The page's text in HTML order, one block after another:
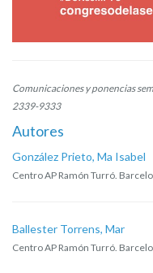
Comunicaciones y ponencias
2339-9333
Autores
González Prieto, Ma Isabel
Centro AP Ramón Turró.
Ballester Torrens, Mar
Centro AP Ramón Turró.